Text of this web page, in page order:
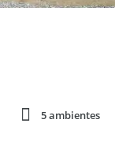
5 ambientes